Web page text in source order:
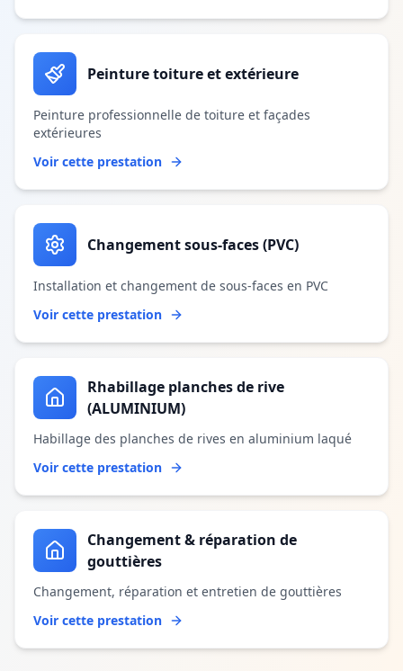
Peinture toiture et extérieure
Peinture professionnelle de toiture et façades
extérieures
Voir cette prestation
Changement sous-faces (PVC)
Installation et changement de sous-faces en PVC
Voir cette prestation
Rhabillage planches de rive
(ALUMINIUM)
Habillage des planches de rives en aluminium laqué
Voir cette prestation
Changement & réparation de
gouttières
Changement, réparation et entretien de gouttières
Voir cette prestation